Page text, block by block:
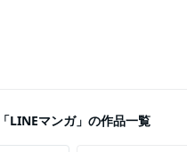
「LINEマンガ」の作品一覧